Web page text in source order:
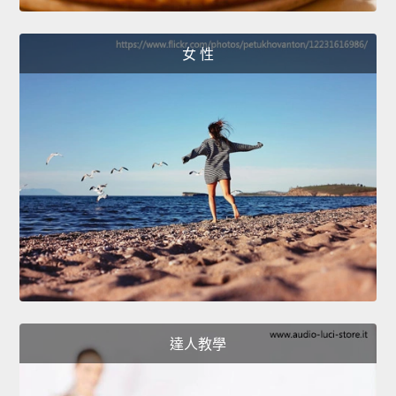
女 性
達人教學